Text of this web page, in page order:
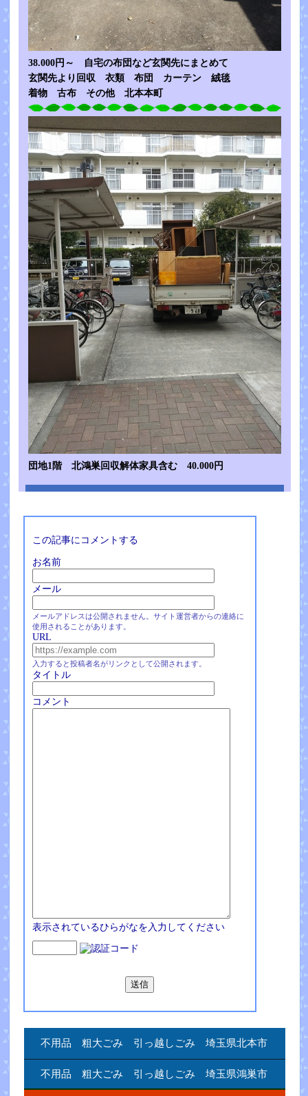
38.000円～ 自宅の布団など玄関先にまとめて
玄関先より回収 衣類 布団 カーテン 絨毯
着物 古布 その他 北本本町
団地1階 北鴻巣回収解体家具含む 40.000円
この記事にコメントする
お名前
メール
メールアドレスは公開されません。サイト運営者からの連絡に
使用されることがあります。
URL
入力すると投稿者名がリンクとして公開されます。
タイトル
コメント
表示されているひらがなを入力してください
不用品 粗大ごみ 引っ越しごみ 埼玉県北本市
不用品 粗大ごみ 引っ越しごみ 埼玉県鴻巣市